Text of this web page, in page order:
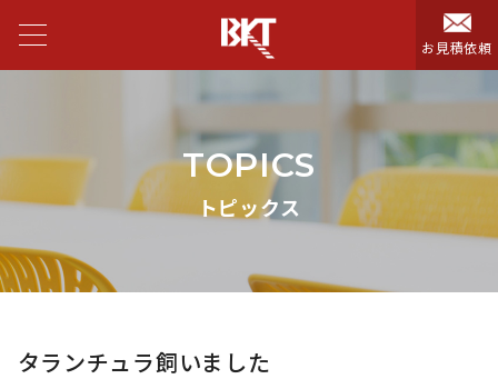
お見積依頼
TOPICS
トピックス
タランチュラ飼いました